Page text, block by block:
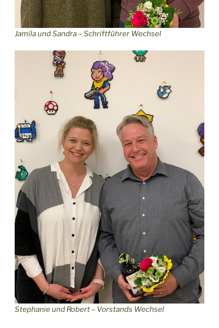
Jamila und Sandra – Schriftführer Wechsel
Stephanie und Robert – Vorstands Wechsel